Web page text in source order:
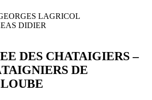
LAGRICOL
DIDIER
DES CHATAIGIERS –
DE